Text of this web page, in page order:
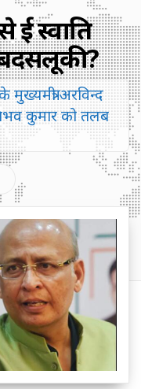
स्वाति
मुख्यमंत्री अरविन्द
कुमार को तलब